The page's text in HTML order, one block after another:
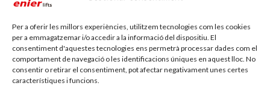
Per a oferir les millors experiències, utilitzem tecnologies com les cookies
per a emmagatzemar i/o accedir a la informació del dispositiu. El
consentiment d'aquestes tecnologies ens permetrà processar dades com el
comportament de navegació o les identificacions úniques en aquest lloc. No
consentir o retirar el consentiment, pot afectar negativament unes certes
característiques i funcions.
MÉS NOTÍCIES